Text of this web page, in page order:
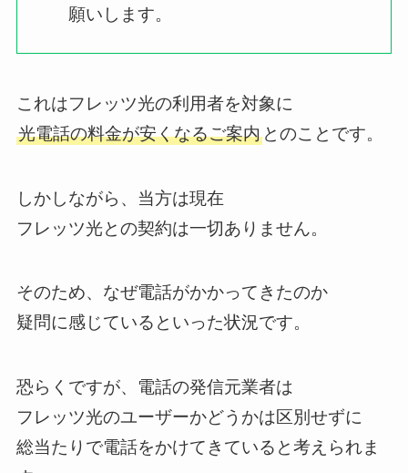
願いします。
これはフレッツ光の利用者を対象に
光電話の料金が安くなるご案内とのことです。
しかしながら、当方は現在
フレッツ光との契約は一切ありません。
そのため、なぜ電話がかかってきたのか
疑問に感じているといった状況です。
恐らくですが、電話の発信元業者は
フレッツ光のユーザーかどうかは区別せずに
総当たりで電話をかけてきていると考えられま